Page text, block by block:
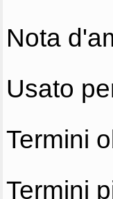
Nota
Usato
Termini
Termini